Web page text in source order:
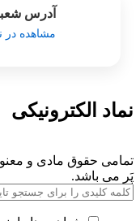
آدرس شعبه
مشاهده در
نماد الکترونیکی
تمامی حقوق مادی و
پَر می باشد.